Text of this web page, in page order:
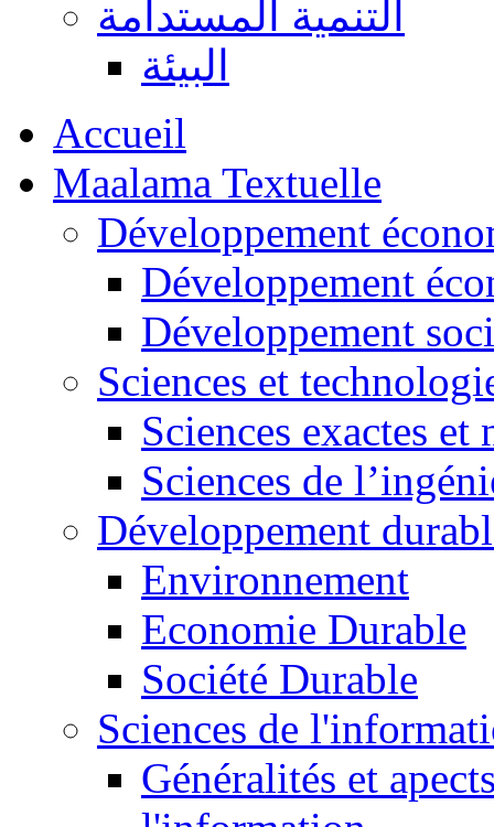
التنمية المستدامة
البيئة
Accueil
Maalama Textuelle
Développement
Développement
Développement
Sciences et
Sciences exactes et
Sciences de
Développement
Environnement
Economie Durable
Société Durable
Sciences de
Généralités et